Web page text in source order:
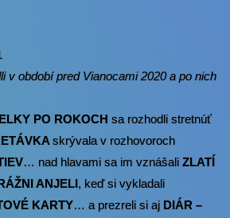
v období pred Vianocami 2020 a po nich
PO ROKOCH sa rozhodli stretnúť
skrývala v rozhovoroch
… nad hlavami sa im vznášali ZLATÍ
ANJELI, keď si vykladali
KARTY… a prezreli si aj DIÁR –